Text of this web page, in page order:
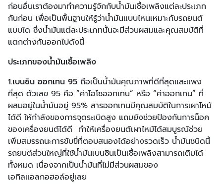
ก่อนอื่นเราต้องมาทำความรู้จักกับน้ำมันเชื้อเพลิงแต่ละประเภท
กันก่อน เพื่อเป็นพื้นฐานให้รู้ว่าน้ำมันแบบไหนเหมาะกับรถยนต์
แบบใด ซึ่งน้ำมันแต่ละประเภทนั้นจะมีส่วนผสมและคุณสมบัติที่
แตกต่างกันออกไปดังนี้
ประเภทของน้ำมันเชื้อเพลิง
1.เบนซิน ออกเทน 95 ถือเป็นน้ำมันคุณภาพที่ดีที่สุดและแพง
ที่สุด ตัวเลข 95 คือ ”ค่าไอโซออกเทน” หรือ “ค่าออกเทน” ที่
ผสมอยู่ในน้ำมันอยู่ 95% สารออกเทนมีคุณสมบัติในการเผาไหม้
ได้ดี ให้กำลังของการจุดระเบิดสูง แถมยังช่วยป้องกันการน็อค
ของเครื่องยนต์ได้ดี ทำให้เครื่องยนต์เผาไหม้ได้สมบูรณ์ช่วย
เพิ่มสมรรถนะการขับขี่ที่ตอบสนองได้อย่างรวดเร็ว น้ำมันชนิดนี้
รถยนต์ส่วนใหญ่ที่ใช้น้ำมันเบนซินเป็นเชื้อเพลิงสามารถเติมได้
ทั้งหมด เนื่องจากเป็นน้ำมันที่ไม่มีส่วนผสมของ
เอทิลแอลกอฮอล์อยู่เลย